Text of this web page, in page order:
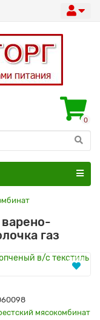
0
газ
мясокомбинат